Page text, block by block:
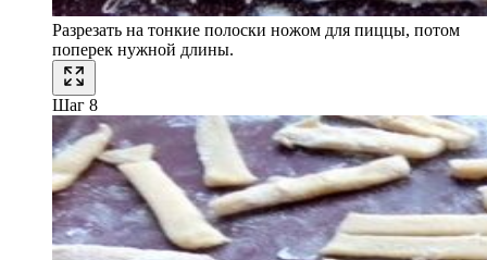
Разрезать на тонкие полоски ножом для пиццы, потом
поперек нужной длины.
Шаг 8